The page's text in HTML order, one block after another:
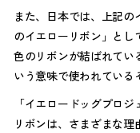
また、日本では、上記
のイエローリボン」と
色のリボンが結ばれてい
いう意味で使われている
「イエロードッグプロ
リボンは、さまざまな